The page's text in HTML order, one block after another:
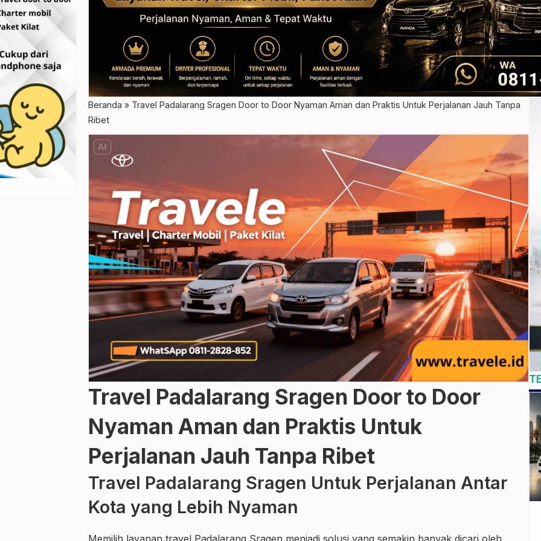
Beranda » Travel Padalarang Sragen Door to Door Nyaman Aman dan Praktis Untuk Perjalanan Jauh Tanpa
Ribet
Travel Padalarang Sragen Door to Door
Nyaman Aman dan Praktis Untuk
Perjalanan Jauh Tanpa Ribet
Travel Padalarang Sragen Untuk Perjalanan Antar
Kota yang Lebih Nyaman